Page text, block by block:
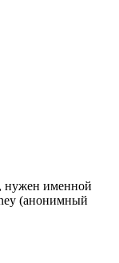
нужен именной
(анонимный